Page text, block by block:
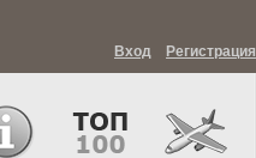
Вход Регистрация